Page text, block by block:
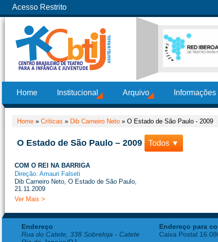
Acesso Restrito
Home Institucional Arquivo
Home » Críticas » Dib Carneiro Neto » O Estado de São Paulo - 2009
O Estado de São Paulo – 2009 Todos ▼
COM O REI NA BARRIGA
Direção: Amauri Falseti
Dib Carneiro Neto, O Estado de São Paulo,
21.11.2009
Ver Mais >
Endereço
Rua do Catete, 338 Sobreloja - Catete
Endereço para
Caixa Postal